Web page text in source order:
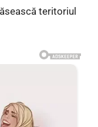
teritoriul